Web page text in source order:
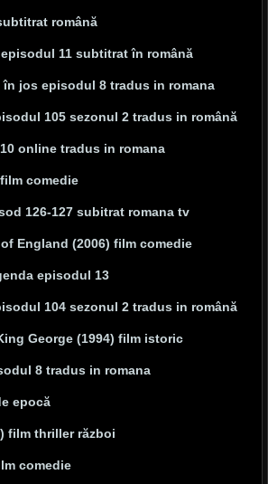
română
11 subtitrat în română
jos episodul 8 tradus in romana
105 sezonul 2 tradus in română
online tradus in romana
comedie
126-127 subitrat romana tv
England (2006) film comedie
episodul 13
104 sezonul 2 tradus in română
George (1994) film istoric
8 tradus in romana
epocă
film thriller război
comedie